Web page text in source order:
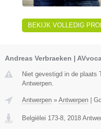
BEKIJK VOLLEDIG
Andreas Verbraeken |
Niet gevestigd in de plaats
Antwerpen.
Antwerpen » Antwerpen
Belgiëlei 173-8, 2018